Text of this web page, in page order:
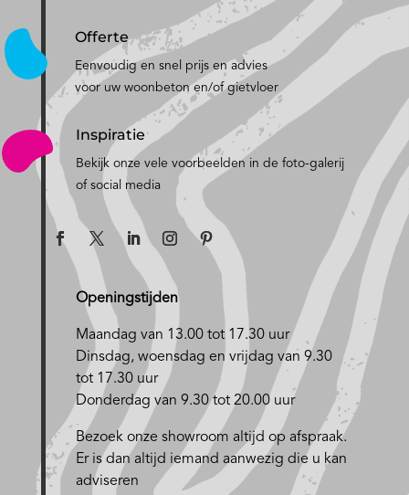
Offerte
Eenvoudig en snel prijs en advies
voor uw woonbeton en/of gietvloer
Inspiratie
Bekijk onze vele voorbeelden in de foto-galerij
of social media
Openingstijden
Maandag van 13.00 tot 17.30 uur
Dinsdag, woensdag en vrijdag van 9.30
tot 17.30 uur
Donderdag van 9.30 tot 20.00 uur
Bezoek onze showroom altijd op afspraak.
Er is dan altijd iemand aanwezig die u kan
adviseren